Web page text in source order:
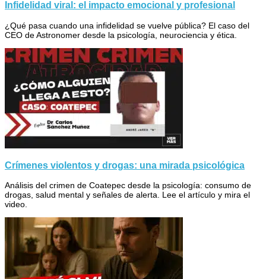
Infidelidad viral: el impacto emocional y profesional
¿Qué pasa cuando una infidelidad se vuelve pública? El caso del
CEO de Astronomer desde la psicología, neurociencia y ética.
Crímenes violentos y drogas: una mirada psicológica
Análisis del crimen de Coatepec desde la psicología: consumo de
drogas, salud mental y señales de alerta. Lee el artículo y mira el
video.